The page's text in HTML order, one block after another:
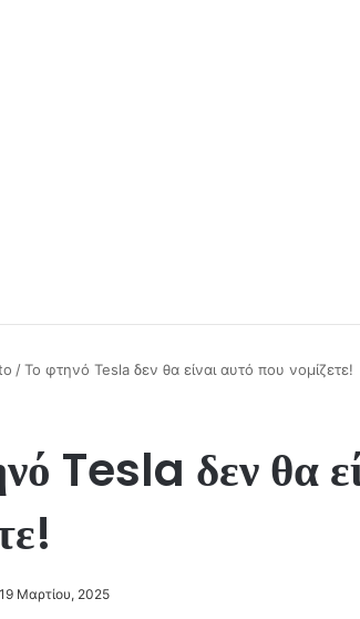
/Το φτηνό Tesla δεν θα είναι αυτό που νομίζετε!
Tesla δεν θα
19 Μαρτίου, 2025